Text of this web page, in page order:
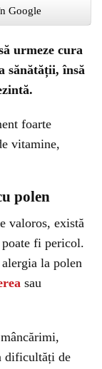
Google
urmeze cura
sănătății, însă
foarte
vitamine,
polen
valoros, există
poate fi pericol.
la polen
sau
dificultăți de